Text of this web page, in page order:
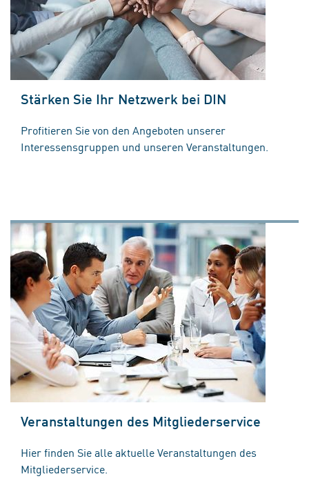
Stärken Sie Ihr Netzwerk bei DIN
Profitieren Sie von den Angeboten unserer
Interessensgruppen und unseren Veranstaltungen.
Veranstaltungen des Mitgliederservice
Hier finden Sie alle aktuelle Veranstaltungen des
Mitgliederservice.